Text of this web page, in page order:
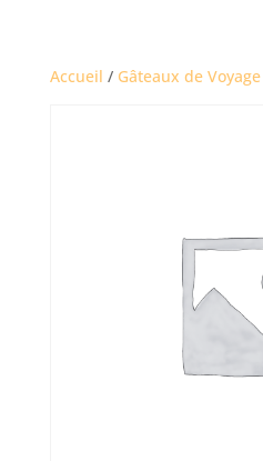
Accueil / Gâteaux de Voyage